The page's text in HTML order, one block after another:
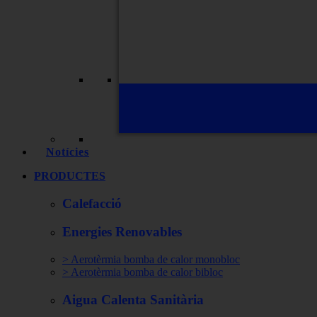
Notícies
PRODUCTES
Calefacció
Energies Renovables
> Aerotèrmia bomba de calor monobloc
> Aerotèrmia bomba de calor bibloc
Aigua Calenta Sanitària